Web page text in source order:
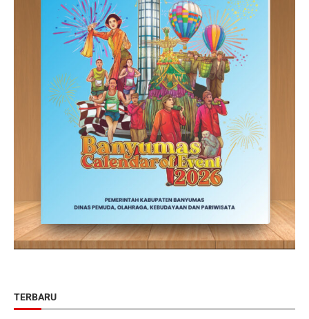
TERBARU